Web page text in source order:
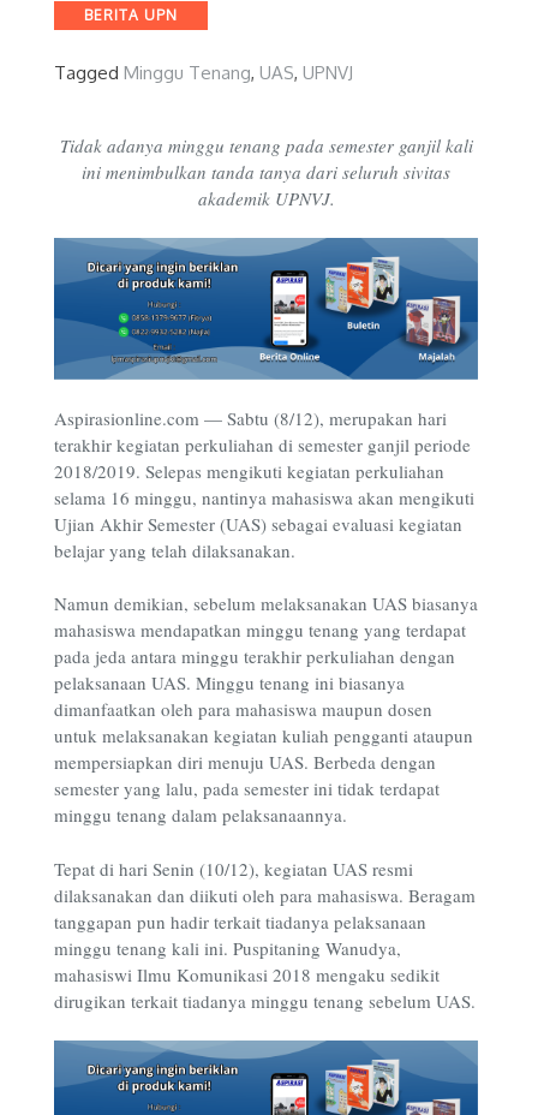
Categories
BERITA UPN
Tagged Minggu Tenang, UAS, UPNVJ
Tidak adanya minggu tenang pada semester ganjil kali
ini menimbulkan tanda tanya dari seluruh sivitas
akademik UPNVJ.
Aspirasionline.com — Sabtu (8/12), merupakan hari
terakhir kegiatan perkuliahan di semester ganjil periode
2018/2019. Selepas mengikuti kegiatan perkuliahan
selama 16 minggu, nantinya mahasiswa akan mengikuti
Ujian Akhir Semester (UAS) sebagai evaluasi kegiatan
belajar yang telah dilaksanakan.
Namun demikian, sebelum melaksanakan UAS biasanya
mahasiswa mendapatkan minggu tenang yang terdapat
pada jeda antara minggu terakhir perkuliahan dengan
pelaksanaan UAS. Minggu tenang ini biasanya
dimanfaatkan oleh para mahasiswa maupun dosen
untuk melaksanakan kegiatan kuliah pengganti ataupun
mempersiapkan diri menuju UAS. Berbeda dengan
semester yang lalu, pada semester ini tidak terdapat
minggu tenang dalam pelaksanaannya.
Tepat di hari Senin (10/12), kegiatan UAS resmi
dilaksanakan dan diikuti oleh para mahasiswa. Beragam
tanggapan pun hadir terkait tiadanya pelaksanaan
minggu tenang kali ini. Puspitaning Wanudya,
mahasiswi Ilmu Komunikasi 2018 mengaku sedikit
dirugikan terkait tiadanya minggu tenang sebelum UAS.